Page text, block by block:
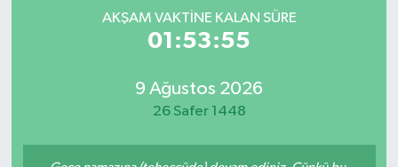
AKŞAM VAKTİNE KALAN SÜRE
01:53:55
9 Ağustos 2026
26 Safer 1448